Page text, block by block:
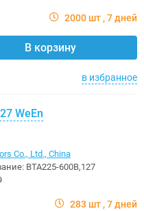
2000 шт 7 дней
В корзину
в избранное
WeEn
Co., Ltd., China
BTA225-600B,127
283 шт 7 дней